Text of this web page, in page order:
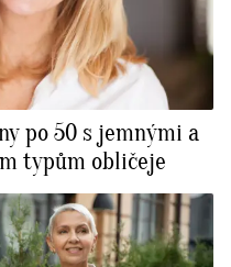
po 50 s jemnými a
typům obličeje